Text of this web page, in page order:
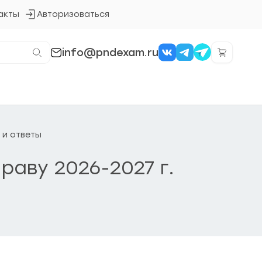
Авторизоваться
Кнопка
info@pndexam.ru
ответы
2026-2027 г.